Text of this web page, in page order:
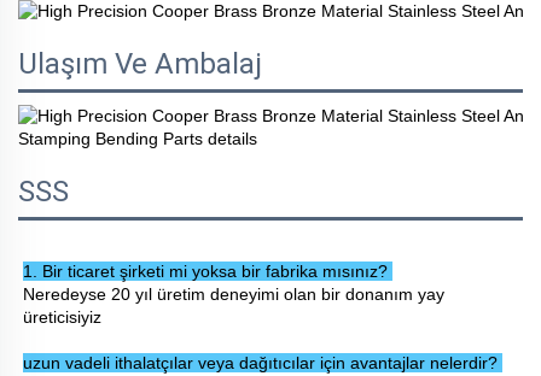
Ulaşım Ve Ambalaj
SSS
1. Bir ticaret şirketi mi yoksa bir fabrika mısınız?
Neredeyse 20 yıl üretim deneyimi olan bir donanım yay
üreticisiyiz
uzun vadeli ithalatçılar veya dağıtıcılar için avantajlar nelerdir?